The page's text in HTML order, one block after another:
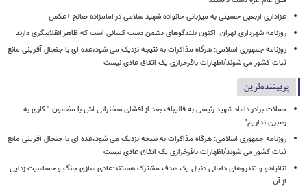
عزاداری اربعین حسینی به میزبانی خانواده شهید سلامی در امامزاده صالح +عکس
روزنامه شهرداری تهران: اکنون بلندگوهای دشمن دست کسانی است که ظاهر انقلابیگری دارند
روزنامه جمهوری اسلامی: هرگاه مذاکرات به نتیجه نزدیک می شود،عده ای با جنجال آفرینی مانع
ثبات کشور می شوند/اظهارات باقرخرازی یک اتفاق عادی نیست
پربیننده‌ترین
حملات برادر داماد شهید رئیسی به قالیباف بعد از افشای سخنرانی اش با مضمون " کاری به
رهبری نداریم"
روزنامه جمهوری اسلامی: هرگاه مذاکرات به نتیجه نزدیک می شود،عده ای با جنجال آفرینی مانع
ثبات کشور می شوند/اظهارات باقرخرازی یک اتفاق عادی نیست
نتانیاهو و تندروهای داخلی دنبال یک هدف مشترک هستند:عادی سازی جنگ و حساسیت زدایی
از آن